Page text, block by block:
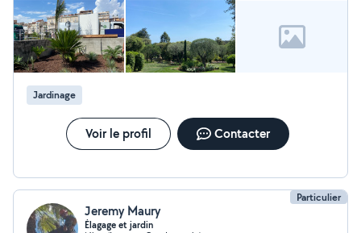
Jardinage
Voir le profil Contacter
Particulier
Jeremy Maury
Élagage et jardin